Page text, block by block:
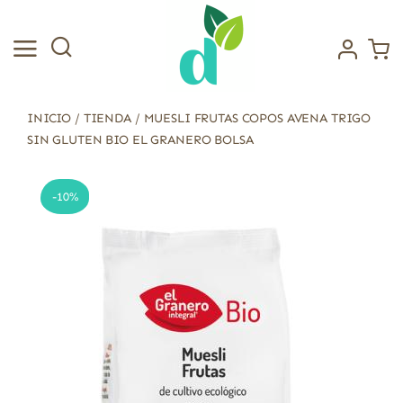
contenido
INICIO / TIENDA/ MUESLI FRUTAS COPOS AVENA TRIGO
SIN GLUTEN BIO EL GRANERO BOLSA
-10%